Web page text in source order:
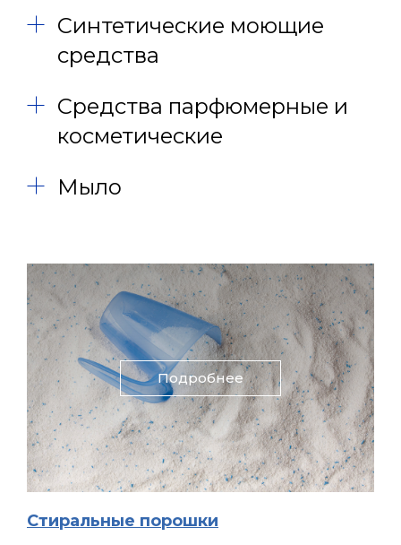
Синтетические моющие
средства
Средства парфюмерные и
косметические
Мыло
Подробнее
Стиральные порошки